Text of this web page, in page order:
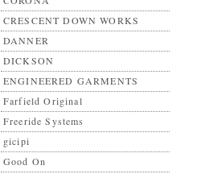
CRESCENT DOWN WORKS
DANNER
DICKSON
ENGINEERED GARMENTS
Farfield Original
Freeride Systems
gicipi
Good On